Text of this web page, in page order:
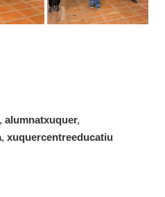
, alumnatxuquer,
, xuquercentreeducatiu